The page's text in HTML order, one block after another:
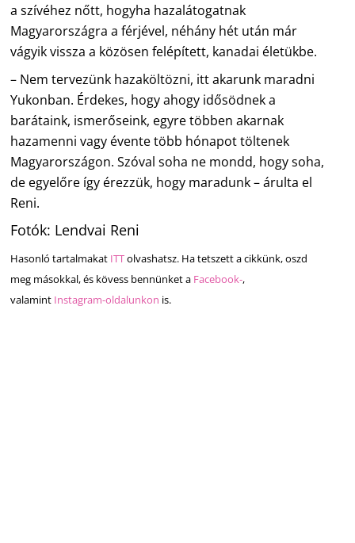
a szívéhez nőtt, hogyha hazalátogatnak
Magyarországra a férjével, néhány hét után már
vágyik vissza a közösen felépített, kanadai életükbe.
– Nem tervezünk hazaköltözni, itt akarunk maradni
Yukonban. Érdekes, hogy ahogy idősödnek a
barátaink, ismerőseink, egyre többen akarnak
hazamenni vagy évente több hónapot töltenek
Magyarországon. Szóval soha ne mondd, hogy soha,
de egyelőre így érezzük, hogy maradunk – árulta el
Reni.
Fotók: Lendvai Reni
Hasonló tartalmakat ITTolvashatsz. Ha tetszett a cikkünk, oszd
meg másokkal, és kövess bennünket a Facebook-,
valamint Instagram-oldalunkon is.